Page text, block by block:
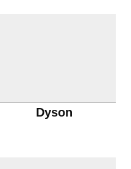
Dyson